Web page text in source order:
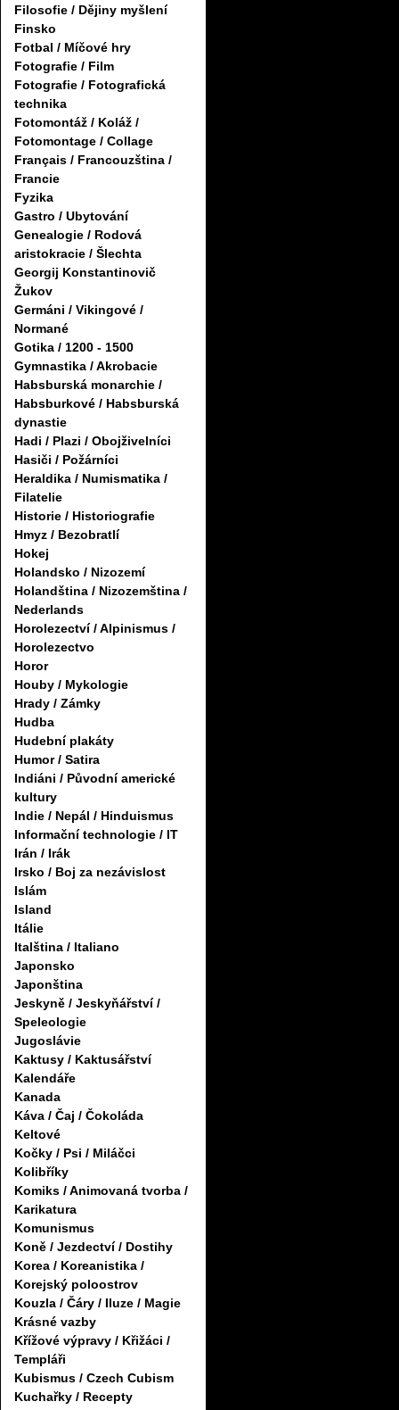
Filosofie / Dějiny myšlení
Finsko
Fotbal / Míčové hry
Fotografie / Film
Fotografie / Fotografická
technika
Fotomontáž / Koláž /
Fotomontage / Collage
Français / Francouzština /
Francie
Fyzika
Gastro / Ubytování
Genealogie / Rodová
aristokracie / Šlechta
Georgij Konstantinovič
Žukov
Germáni / Vikingové /
Normané
Gotika / 1200 - 1500
Gymnastika / Akrobacie
Habsburská monarchie /
Habsburkové / Habsburská
dynastie
Hadi / Plazi / Obojživelníci
Hasiči / Požárníci
Heraldika / Numismatika /
Filatelie
Historie / Historiografie
Hmyz / Bezobratlí
Hokej
Holandsko / Nizozemí
Holandština / Nizozemština /
Nederlands
Horolezectví / Alpinismus /
Horolezectvo
Horor
Houby / Mykologie
Hrady / Zámky
Hudba
Hudební plakáty
Humor / Satira
Indiáni / Původní americké
kultury
Indie / Nepál / Hinduismus
Informační technologie / IT
Irán / Irák
Irsko / Boj za nezávislost
Islám
Island
Itálie
Italština / Italiano
Japonsko
Japonština
Jeskyně / Jeskyňářství /
Speleologie
Jugoslávie
Kaktusy / Kaktusářství
Kalendáře
Kanada
Káva / Čaj / Čokoláda
Keltové
Kočky / Psi / Miláčci
Kolibříky
Komiks / Animovaná tvorba /
Karikatura
Komunismus
Koně / Jezdectví / Dostihy
Korea / Koreanistika /
Korejský poloostrov
Kouzla / Čáry / Iluze / Magie
Krásné vazby
Křížové výpravy / Křižáci /
Templáři
Kubismus / Czech Cubism
Kuchařky / Recepty